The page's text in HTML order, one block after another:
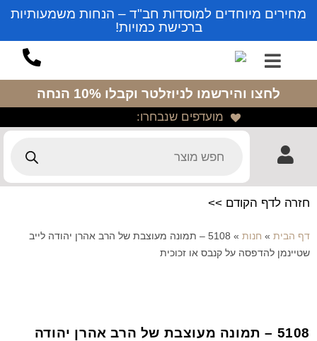
מחירים מיוחדים למוסדות חב"ד – הנחות משמעותיות
ברכישת כמויות!
לחצו והירשמו לניוזלטר וקבלו 10% הנחה
מועדפים שנבחרו:
חזרה לדף הקודם >>
דף הבית » חנות »
5108 – תמונה מעוצבת של הרב אהרן יהודה לייב
שטיינמן להדפסה על קנבס או זכוכית
5108 – תמונה מעוצבת של הרב אהרן יהודה